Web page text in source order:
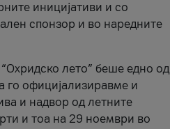
иницијативи и со
спонзор и во наредните
лето” беше едно од
го официјализиравме и
и надвор од летните
и тоа на 29 ноември во